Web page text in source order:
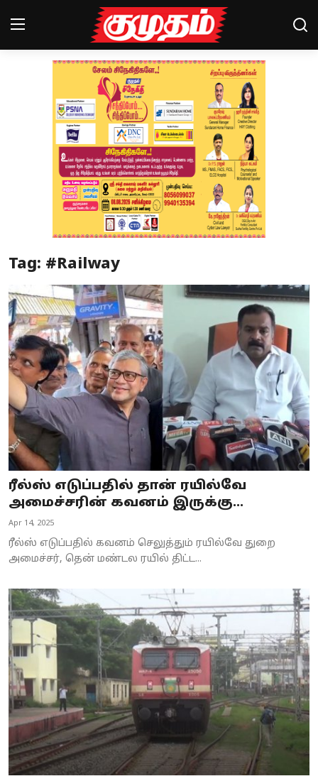
Magazines
Special Story
Business
Crime
Tamilnadu
National
World
Astrology
Spirituality
Weather
Politics
Tag: #Railway
ரீல்ஸ் எடுப்பதில் தான் ரயில்வே
அமைச்சரின் கவனம் இருக்கு...
Apr 14, 2025
ரீல்ஸ் எடுப்பதில் கவனம் செலுத்தும் ரயில்வே துறை
அமைச்சர், தென் மண்டல ரயில் திட்ட...